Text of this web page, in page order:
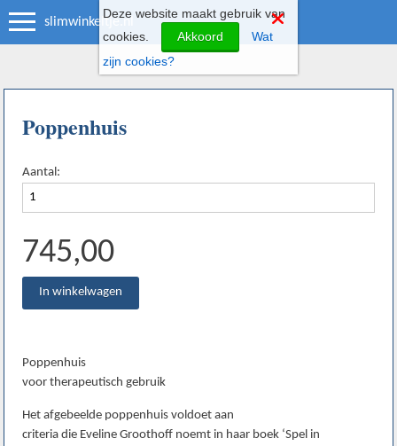
slimwinkeltje.nl
Poppenhuis
Aantal:
745,00
Poppenhuis
voor therapeutisch gebruik
Het afgebeelde poppenhuis voldoet aan
criteria die Eveline Groothoff noemt in haar boek ‘Spel in
Deze website maakt gebruik van
cookies.
Akkoord
Wat
zijn cookies?